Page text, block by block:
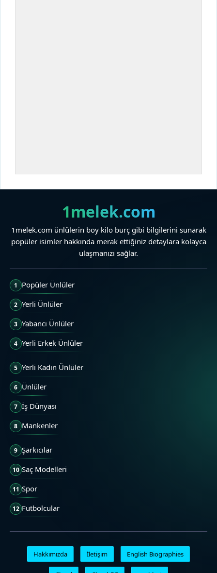
1melek.com
1melek.com ünlülerin boy kilo burç gibi bilgilerini sunarak
popüler isimler hakkında merak ettiğiniz detaylara kolayca
ulaşmanızı sağlar.
1 Popüler Ünlüler
2 Yerli Ünlüler
3 Yabancı Ünlüler
4 Yerli Erkek Ünlüler
5 Yerli Kadın Ünlüler
6 Ünlüler
7 İş Dünyası
8 Mankenler
9 Şarkıcılar
10 Saç Modelleri
11 Spor
12 Futbolcular
Hakkımızda İletişim English Biographies